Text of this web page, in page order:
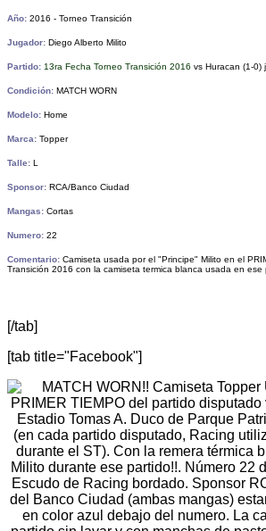
Año: 2016 - Torneo Transición
Jugador: Diego Alberto Milito
Partido: 13ra Fecha Torneo Transición 2016 vs Huracan (1-0)
Condición: MATCH WORN
Modelo: Home
Marca: Topper
Talle: L
Sponsor: RCA/Banco Ciudad
Mangas: Cortas
Numero: 22
Comentario: Camiseta usada por el "Principe" Milito en el
Transición 2016 con la camiseta termica blanca usada en ese
[/tab]
[tab title="Facebook"]